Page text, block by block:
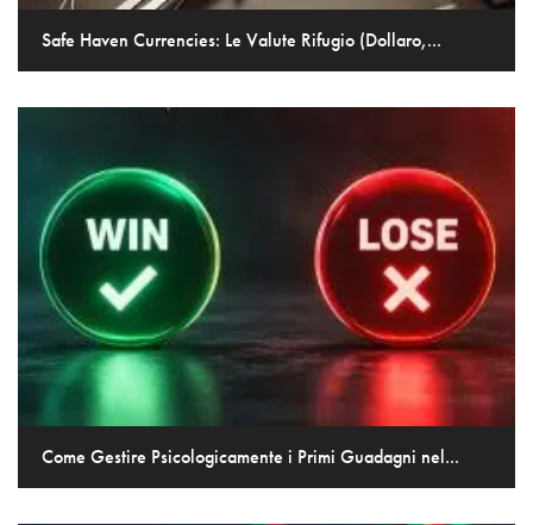
Safe Haven Currencies: Le Valute Rifugio (Dollaro,...
Come Gestire Psicologicamente i Primi Guadagni nel...